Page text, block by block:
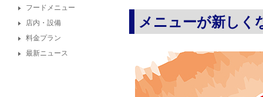
メニューが新しく
フードメニュー
店内・設備
料金プラン
最新ニュース